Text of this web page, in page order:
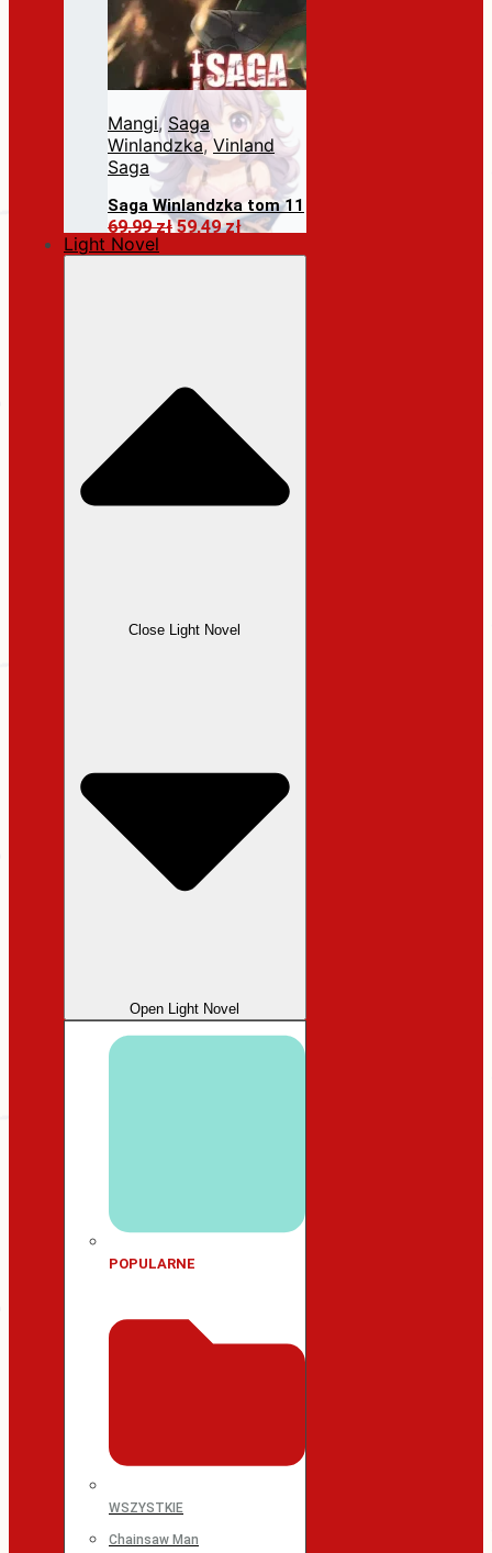
Mangi, Saga
Winlandzka, Vinland
Saga
Saga Winlandzka tom 11
69,99złPierwotna
59,49złAktualna
Dodaj do koszyka
Light Novel
Close Light Novel
Open Light Novel
POPULARNE
WSZYSTKIE
Chainsaw Man